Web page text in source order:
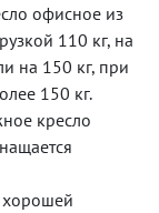
офисное из
110 кг, на
на 150 кг, при
150 кг.
кресло
хорошей